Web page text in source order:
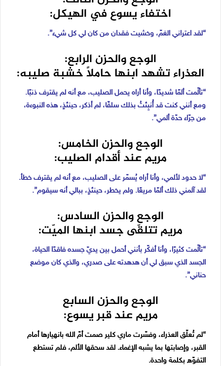
اختفاء يسوع في الهيكل:
“لقد اعتراني الغمّ، وخشيت فقدان من كان لي كل شيء”.
الوجع والحزن الرابع:
العذراء تشهد ابنها حاملًا خشبة صليبه:
“تألّمت ألمًا شديدًا، وأنا أراه يحمل الصليب، مع أنه لم يقترف ذنبًا.
ومع أنني كنت قد أُنبِئتُ بذلك سلفًا، لم أذكر، حينئذٍ، هذه النبوءة،
من جرّاء حدّة ألمي”.
الوجع والحزن الخامس:
مريم عند أقدام الصليب:
“لا حدود لألمي، وأنا أراه يُسمّر على الصليب، مع أنه لم يقترف خطأ.
لقد آلمني ذلك ألمًا مريعًا. ولم يخطر، حينئذٍ، ببالي أنه سيقوم”.
الوجع والحزن السادس:
مريم تتلقّى جسد ابنها الميّت:
“تألّمت كثيرًا، وأنا أفكّر بأنني أحمل بين يديّ جسده فاقدًا الحياة،
الجسد الذي سبق لي أن هدهدته على صدري، والذي كان موضع
حناني”.
الوجع والحزن السابع
مريم عند قبر يسوع:
“لم تُعلّق العذراء، وفسّرت ماري كلير صمت أمّ الله بانهيارها أمام
القبر، وإصابتها بما يشبه الإغماء. لقد سحقها الألم، فلم تستطع
التفوّه بكلمة واحدة.